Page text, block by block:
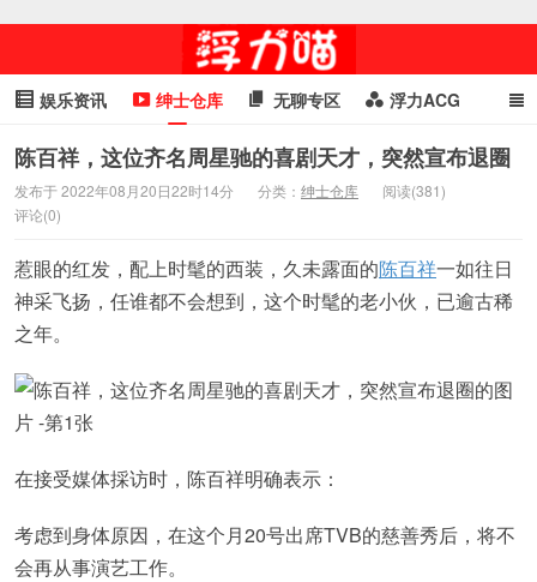
娱乐资讯 绅士仓库 无聊专区 浮力ACG
浮力GIF 明星头条 浮力资讯 头条女神 萌妹专区
cosplay
陈百祥，这位齐名周星驰的喜剧天才，突然宣布退圈
发布于 2022年08月20日22时14分 分类： 绅士仓库
阅读(381)
评论(0)
惹眼的红发，配上时髦的西装，久未露面的陈百祥一如往日
神采飞扬，任谁都不会想到，这个时髦的老小伙，已逾古稀
之年。
在接受媒体採访时，陈百祥明确表示：
考虑到身体原因，在这个月20号出席TVB的慈善秀后，将不
会再从事演艺工作。